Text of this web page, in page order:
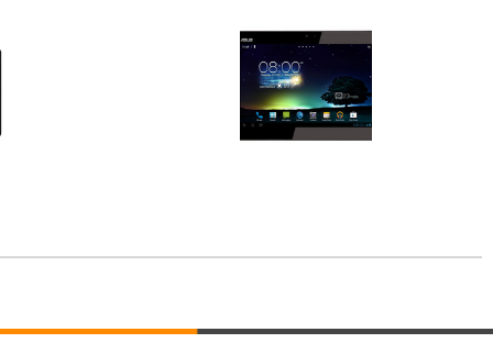
面昇降 強化ナイロン樹脂ベース 通気性メッシュ 在宅ワーク H-WY01